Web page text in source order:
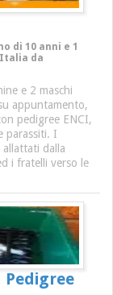
di 10 anni e 1
da
e 2 maschi
appuntamento,
pedigree ENCI,
parassiti. I
dalla
i fratelli verso le
Pedigree